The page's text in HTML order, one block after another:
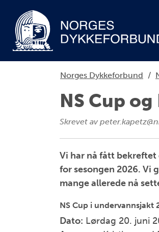
Norges Dykkeforbund /
NS Cup
Skrevet av
Vi har nå fått
for sesongen 2026. Vi
mange allerede nå
NS Cup i undervannsjakt
Dato: Lørdag 20. juni